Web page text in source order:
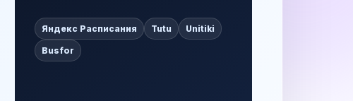
Яндекс Расписания Tutu Unitiki
Busfor